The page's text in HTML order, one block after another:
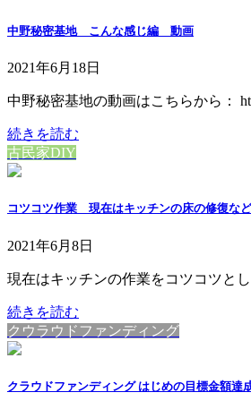
中野秘密基地 こんな感じ編 動画
2021年6月18日
中野秘密基地の動画はこちらから：
続きを読む
古民家DIY
コツコツ作業 現在はキッチンの床の修復など
2021年6月8日
現在はキッチンの作業をコツコツと
続きを読む
クウラウドファンディング
クラウドファンディング はじめの目標金額達